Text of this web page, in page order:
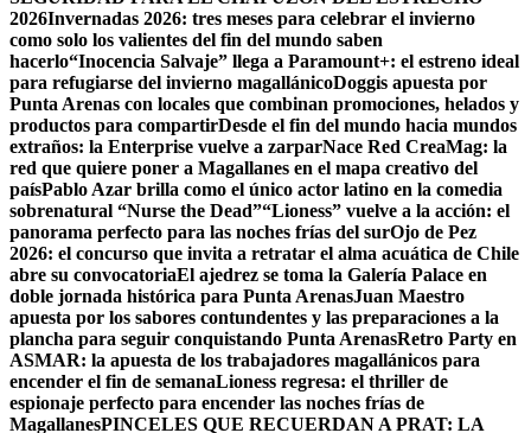
2026Invernadas 2026: tres meses para celebrar el invierno
como solo los valientes del fin del mundo saben
hacerlo“Inocencia Salvaje” llega a Paramount+: el estreno ideal
para refugiarse del invierno magallánicoDoggis apuesta por
Punta Arenas con locales que combinan promociones, helados y
productos para compartirDesde el fin del mundo hacia mundos
extraños: la Enterprise vuelve a zarparNace Red CreaMag: la
red que quiere poner a Magallanes en el mapa creativo del
paísPablo Azar brilla como el único actor latino en la comedia
sobrenatural “Nurse the Dead”“Lioness” vuelve a la acción: el
panorama perfecto para las noches frías del surOjo de Pez
2026: el concurso que invita a retratar el alma acuática de Chile
abre su convocatoriaEl ajedrez se toma la Galería Palace en
doble jornada histórica para Punta ArenasJuan Maestro
apuesta por los sabores contundentes y las preparaciones a la
plancha para seguir conquistando Punta ArenasRetro Party en
ASMAR: la apuesta de los trabajadores magallánicos para
encender el fin de semanaLioness regresa: el thriller de
espionaje perfecto para encender las noches frías de
MagallanesPINCELES QUE RECUERDAN A PRAT: LA